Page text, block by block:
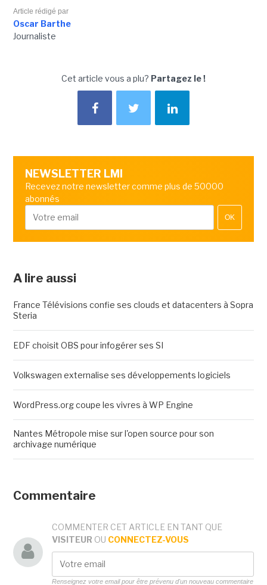
Article rédigé par
Oscar Barthe
Journaliste
Cet article vous a plu? Partagez le !
NEWSLETTER LMI
Recevez notre newsletter comme plus de 50000
abonnés
OK
A lire aussi
France Télévisions confie ses clouds et datacenters à Sopra
Steria
EDF choisit OBS pour infogérer ses SI
Volkswagen externalise ses développements logiciels
WordPress.org coupe les vivres à WP Engine
Nantes Métropole mise sur l'open source pour son
archivage numérique
Commentaire
COMMENTER CET ARTICLE EN TANT QUE
VISITEUR OU CONNECTEZ-VOUS
Renseignez votre email pour être prévenu d'un nouveau commentaire